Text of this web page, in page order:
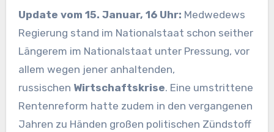
Update vom 15. Januar, 16 Uhr: Medwedews
Regierung stand im Nationalstaat schon seither
Längerem im Nationalstaat unter Pressung, vor
allem wegen jener anhaltenden,
russischen Wirtschaftskrise. Eine umstrittene
Rentenreform hatte zudem in den vergangenen
Jahren zu Händen großen politischen Zündstoff